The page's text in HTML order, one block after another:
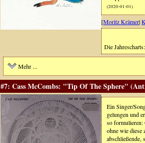
(2020-01-01)
[Moritz Krämer|
Die
Mehr ...
#7: Cass McCombs: "Tip Of The Sphere"
Ein Singer/
gelungen und
so formulieren:
ohne wie diese
abschließende,